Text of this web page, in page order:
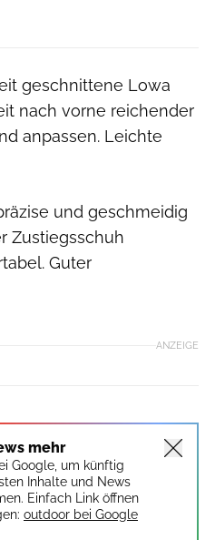
geschnittene Lowa
nach vorne reichender
anpassen. Leichte
und geschmeidig
Zustiegsschuh
Guter
ANZEIGE
mehr
Google, um künftig
Inhalte und News
Einfach Link öffnen
outdoor bei Google